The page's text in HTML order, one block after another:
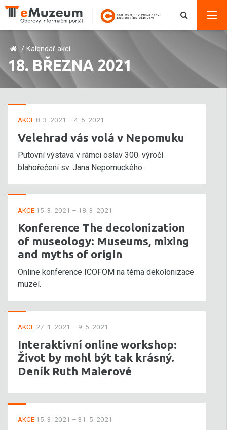
/ Kalendář akcí
18. BŘEZNA 2021
AKCE 8. 3. 2021 – 4. 5. 2021
Velehrad vás volá v Nepomuku
Putovní výstava v rámci oslav 300. výročí
blahořečení sv. Jana Nepomuckého.
AKCE 15. 3. 2021 – 18. 3. 2021
Konference The decolonization
of museology: Museums, mixing
and myths of origin
Online konference ICOFOM na téma dekolonizace
muzeí.
AKCE 27. 1. 2021 – 9. 5. 2021
Interaktivní online workshop:
Život by mohl být tak krásný.
Deník Ruth Maierové
AKCE 15. 3. 2021 – 31. 5. 2021